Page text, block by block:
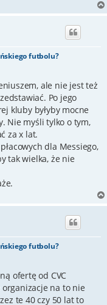
futbolu?
ale nie jest też
Po jego
kluby byłyby mocne
Nie myśli tylko o tym,
za x lat.
dla Messiego,
tak wielka, że nie
futbolu?
ofertę od CVC
organizacje na to nie
te 40 czy 50 lat to